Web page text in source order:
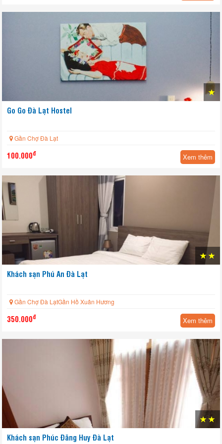
Go Go Đà Lạt Hostel
Gần Chợ Đà Lạt
100.000đ Xem thêm
Khách sạn Phú An Đà Lạt
Gần Chợ Đà LạtGần Hồ Xuân Hương
350.000đ Xem thêm
Khách sạn Phúc Đăng Huy Đà Lạt